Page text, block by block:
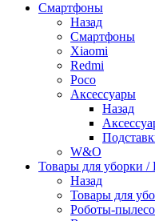
Смартфоны
Назад
Смартфоны
Xiaomi
Redmi
Poco
Аксессуары
Назад
W&O
Товары для уборки
Назад
Товары для
Роботы-